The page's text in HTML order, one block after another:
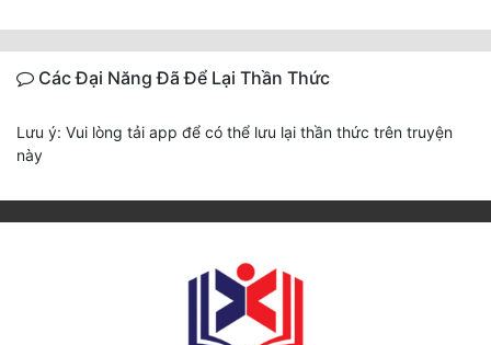
Các Đại Năng Đã Để Lại Thần Thức
Lưu ý: Vui lòng tải app để có thể lưu lại thần thức trên truyện
này